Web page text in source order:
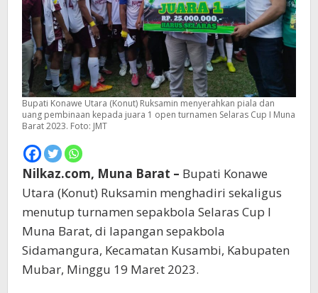
Bupati Konawe Utara (Konut) Ruksamin menyerahkan piala dan
uang pembinaan kepada juara 1 open turnamen Selaras Cup I Muna
Barat 2023. Foto: JMT
Nilkaz.com, Muna Barat – Bupati Konawe
Utara (Konut) Ruksamin menghadiri sekaligus
menutup turnamen sepakbola Selaras Cup I
Muna Barat, di lapangan sepakbola
Sidamangura, Kecamatan Kusambi, Kabupaten
Mubar, Minggu 19 Maret 2023.